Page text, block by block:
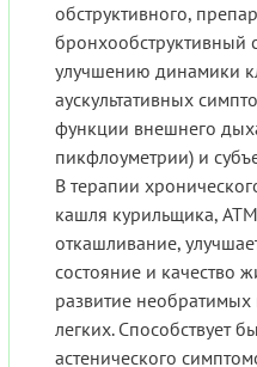
обструктивного,
бронхообструктивный
улучшению динамики
аускультативных
функции внешнего
пикфлоуметрии) и
В терапии
кашля курильщика,
откашливание,
состояние и качество
развитие
легких. Способствует
астенического